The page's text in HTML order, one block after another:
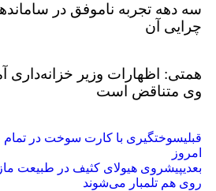
سه دهه تجربه ناموفق در
چرایی آن
همتی: اظهارات وزیر خزانه‌داری
وی متناقض است
قبلیسوختگیری با کارت سوخت در تمام
امروز
بعدیپیشروی هیولای کثیف در طبیعت
روی هم تلمبار می‌شوند